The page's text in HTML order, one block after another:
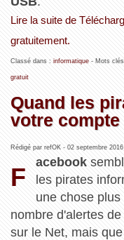
Lire la suite de
gratuitement.
Classé dans : informatique- Mots
gratuit
Quand les
votre compte
Rédigé par refOK - 02 septembre 2016
F
acebook
les pirates
une chose
nombre d'alertes
sur le Net, mais